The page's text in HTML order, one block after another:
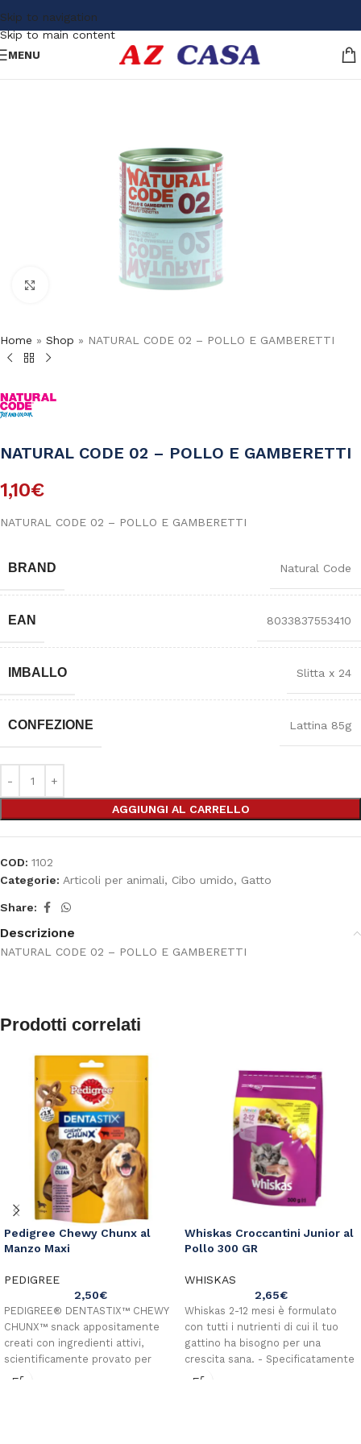
Skip to navigation
Skip to main content
MENU
Click to enlarge
Home » Shop » NATURAL CODE 02 – POLLO E GAMBERETTI
NATURAL CODE 02 – POLLO E GAMBERETTI
1,10€
NATURAL CODE 02 – POLLO E GAMBERETTI
BRAND Natural Code
EAN 8033837553410
IMBALLO Slitta x 24
CONFEZIONE Lattina 85g
AGGIUNGI AL CARRELLO
COD: 1102
Categorie: Articoli per animali, Cibo umido, Gatto
Share:
Descrizione
NATURAL CODE 02 – POLLO E GAMBERETTI
Prodotti correlati
Pedigree Chewy Chunx al
Manzo Maxi
PEDIGREE
2,50€
PEDIGREE® DENTASTIX™ CHEWY
CHUNX™ snack appositamente
creati con ingredienti attivi,
scientificamente provato per
pulire i denti. Snack masticabile
Whiskas Croccantini Junior al
Pollo 300 GR
WHISKAS
2,65€
Whiskas 2-12 mesi è formulato
con tutti i nutrienti di cui il tuo
gattino ha bisogno per una
crescita sana. - Specificatamente
formulato con tutti i nutrienti di